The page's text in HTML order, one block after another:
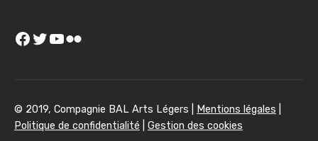
Facebook
Twitter
YouTube
Flickr
© 2019, Compagnie BAL Arts Légers | Mentions légales
Politique de confidentialité
Gestion des cookies